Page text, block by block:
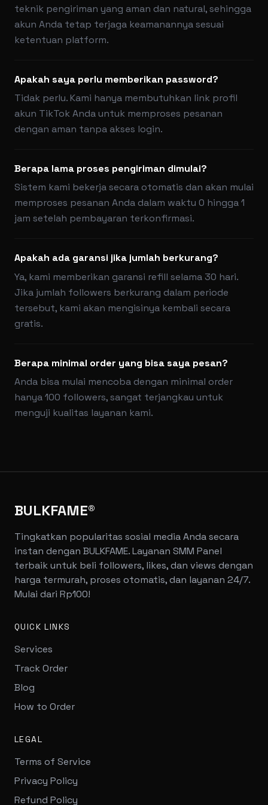
teknik pengiriman yang aman dan natural, sehingga
akun Anda tetap terjaga keamanannya sesuai
ketentuan platform.
Apakah saya perlu memberikan password?
Tidak perlu. Kami hanya membutuhkan link profil
akun TikTok Anda untuk memproses pesanan
dengan aman tanpa akses login.
Berapa lama proses pengiriman dimulai?
Sistem kami bekerja secara otomatis dan akan mulai
memproses pesanan Anda dalam waktu 0 hingga 1
jam setelah pembayaran terkonfirmasi.
Apakah ada garansi jika jumlah berkurang?
Ya, kami memberikan garansi refill selama 30 hari.
Jika jumlah followers berkurang dalam periode
tersebut, kami akan mengisinya kembali secara
gratis.
Berapa minimal order yang bisa saya pesan?
Anda bisa mulai mencoba dengan minimal order
hanya 100 followers, sangat terjangkau untuk
menguji kualitas layanan kami.
BULKFAME®
Tingkatkan popularitas sosial media Anda secara
instan dengan BULKFAME. Layanan SMM Panel
terbaik untuk beli followers, likes, dan views dengan
harga termurah, proses otomatis, dan layanan 24/7.
Mulai dari Rp100!
QUICK LINKS
Services
Track Order
Blog
How to Order
LEGAL
Terms of Service
Privacy Policy
Refund Policy